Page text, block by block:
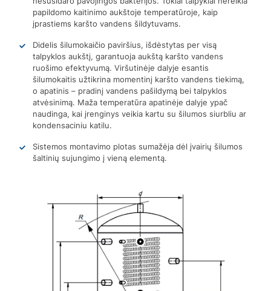
papildomo kaitinimo aukštoje temperatūroje, kaip
įprastiems karšto vandens šildytuvams.
Didelis šilumokaičio paviršius, išdėstytas per visą
talpyklos aukštį, garantuoja aukštą karšto vandens
ruošimo efektyvumą. Viršutinėje dalyje esantis
šilumokaitis užtikrina momentinį karšto vandens tiekimą,
o apatinis – pradinį vandens pašildymą bei talpyklos
atvėsinimą. Maža temperatūra apatinėje dalyje ypač
naudinga, kai įrenginys veikia kartu su šilumos siurbliu ar
kondensaciniu katilu.
Sistemos montavimo plotas sumažėja dėl įvairių šilumos
šaltinių sujungimo į vieną elementą.